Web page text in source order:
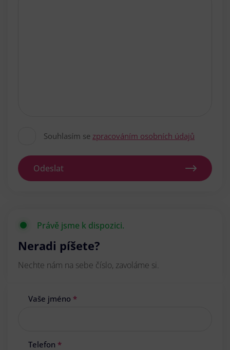
Souhlasím se zpracováním osobních údajů
Odeslat
Právě jsme k dispozici.
Neradi píšete?
Nechte nám na sebe číslo, zavoláme si.
Vaše jméno *
Telefon *